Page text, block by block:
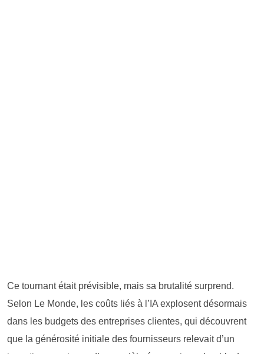
Ce tournant était prévisible, mais sa brutalité surprend.
Selon Le Monde, les coûts liés à l’IA explosent désormais
dans les budgets des entreprises clientes, qui découvrent
que la générosité initiale des fournisseurs relevait d’un